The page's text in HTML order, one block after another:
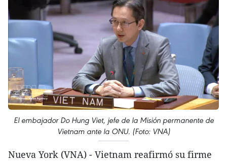
El embajador Do Hung Viet, jefe de la Misión permanente de
Vietnam ante la ONU. (Foto: VNA)
Nueva York (VNA) - Vietnam reafirmó su firme